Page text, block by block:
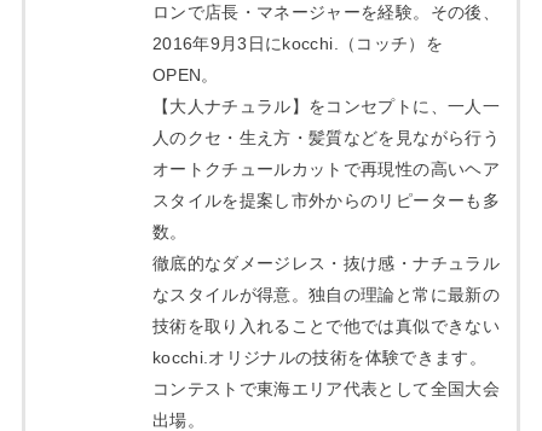
ロンで店長・マネージャーを経験。その後、
2016年9月3日にkocchi.（コッチ）を
OPEN。
【大人ナチュラル】をコンセプトに、一人一
人のクセ・生え方・髪質などを見ながら行う
オートクチュールカットで再現性の高いヘア
スタイルを提案し市外からのリピーターも多
数。
徹底的なダメージレス・抜け感・ナチュラル
なスタイルが得意。独自の理論と常に最新の
技術を取り入れることで他では真似できない
kocchi.オリジナルの技術を体験できます。
コンテストで東海エリア代表として全国大会
出場。